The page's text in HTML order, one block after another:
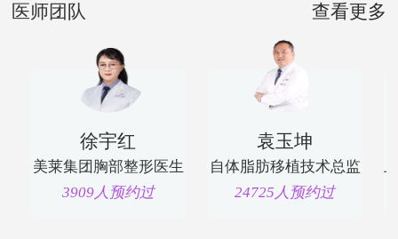
医师团队 查看更多
徐宇红
美莱集团胸部整形医生
3909人预约过
袁玉坤
自体脂肪移植技术总监
24725人预约过